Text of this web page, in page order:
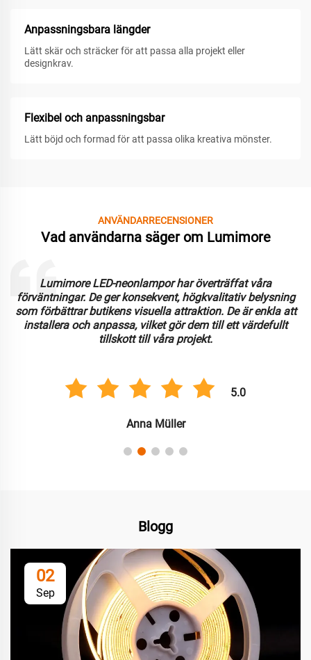
Anpassningsbara längder
Lätt skär och sträcker för att passa alla projekt eller
designkrav.
Flexibel och anpassningsbar
Lätt böjd och formad för att passa olika kreativa mönster.
ANVÄNDARRECENSIONER
Vad användarna säger om Lumimore
Lumimore LED-neonlampor har överträffat våra
förväntningar. De ger konsekvent, högkvalitativ belysning
som förbättrar butikens visuella attraktion. De är enkla att
installera och anpassa, vilket gör dem till ett värdefullt
tillskott till våra projekt.
5.0
Anna Müller
Blogg
02
Sep